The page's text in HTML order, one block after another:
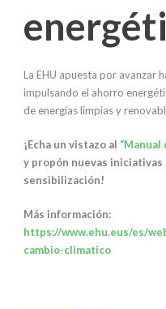
La EHU apuesta por avanzar
impulsando el ahorro
de energías limpias y
¡Echa un vistazo al “Manual
y propón nuevas
sensibilización!
Más información:
https://www.ehu.eus/es/
cambio-climatico